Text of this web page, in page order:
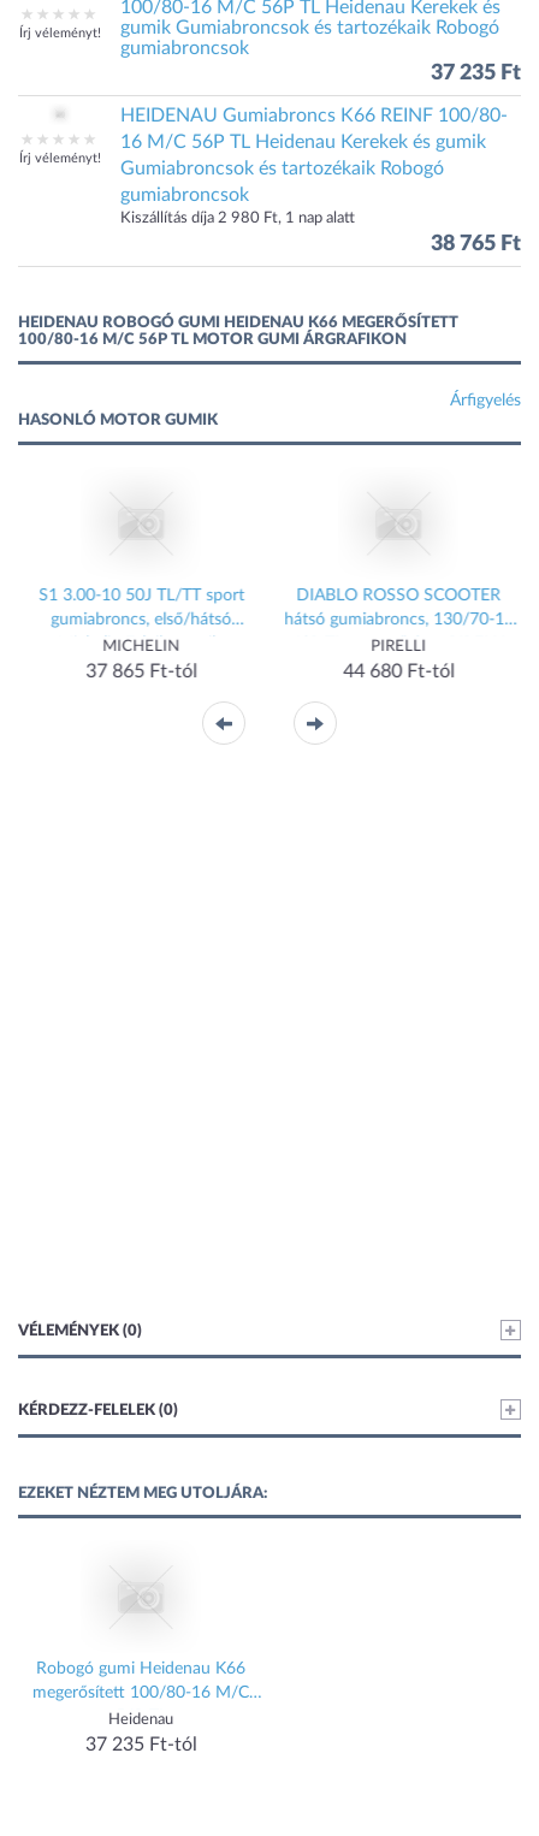
Írj véleményt!
100/80-16 M/C 56P TL Heidenau Kerekek és
gumik Gumiabroncsok és tartozékaik Robogó
gumiabroncsok
37 235 Ft
Írj véleményt!
HEIDENAU Gumiabroncs K66 REINF 100/80-
16 M/C 56P TL Heidenau Kerekek és gumik
Gumiabroncsok és tartozékaik Robogó
gumiabroncsok
Kiszállítás díja 2 980 Ft, 1 nap alatt
38 765 Ft
HEIDENAU ROBOGÓ GUMI HEIDENAU K66 MEGERŐSÍTETT
100/80-16 M/C 56P TL MOTOR GUMI ÁRGRAFIKON
Árfigyelés
HASONLÓ MOTOR GUMIK
S1 3.00-10 50J TL/TT sport
gumiabroncs, első/hátsó
Michelin Felnik, gumik,
kiegészítők Gumik Robogó gumik
MICHELIN
37 865 Ft-tól
DIABLO ROSSO SCOOTER
hátsó gumiabroncs, 130/70-12
62P TL, megerősített PIRELLI
Felnik, gumik, kiegészítők Gumik
PIRELLI
44 680 Ft-tól
VÉLEMÉNYEK (0)
KÉRDEZZ-FELELEK (0)
EZEKET NÉZTEM MEG UTOLJÁRA:
Robogó gumi Heidenau K66
megerősített 100/80-16 M/C
56P TL
Heidenau
37 235 Ft-tól